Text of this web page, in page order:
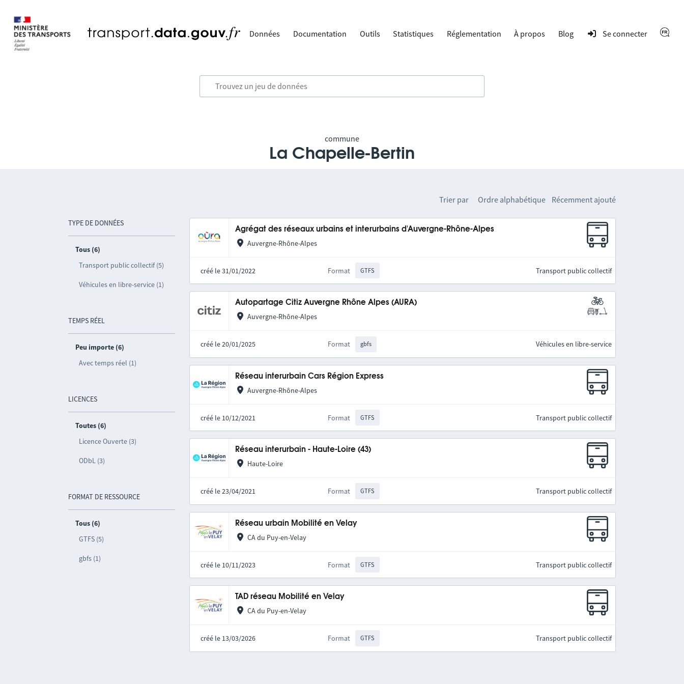
Données Documentation Outils Statistiques Réglementation À propos Blog Se connecter
commune
La Chapelle-Bertin
TYPE DE DONNÉES
Tous (6)
Transport public collectif (5)
Véhicules en libre-service (1)
TEMPS RÉEL
Peu importe (6)
Avec temps réel (1)
LICENCES
Toutes (6)
Licence Ouverte (3)
ODbL (3)
FORMAT DE RESSOURCE
Tous (6)
GTFS (5)
gbfs (1)
Trier par Ordre alphabétique Récemment ajouté
Agrégat des réseaux urbains et interurbains d'Auvergne-Rhône-Alpes
Auvergne-Rhône-Alpes
créé le 31/01/2022 Format GTFS Transport public collectif
Autopartage Citiz Auvergne Rhône Alpes (AURA)
Auvergne-Rhône-Alpes
créé le 20/01/2025 Format gbfs Véhicules en libre-service
Réseau interurbain Cars Région Express
Auvergne-Rhône-Alpes
créé le 10/12/2021 Format GTFS Transport public collectif
Réseau interurbain - Haute-Loire (43)
Haute-Loire
créé le 23/04/2021 Format GTFS Transport public collectif
Réseau urbain Mobilité en Velay
CA du Puy-en-Velay
créé le 10/11/2023 Format GTFS Transport public collectif
TAD réseau Mobilité en Velay
CA du Puy-en-Velay
créé le 13/03/2026 Format GTFS Transport public collectif